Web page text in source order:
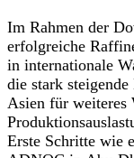
Im Rahmen der
erfolgreiche
in internationale
die stark
Asien für weiteres
Erste Schritte wie